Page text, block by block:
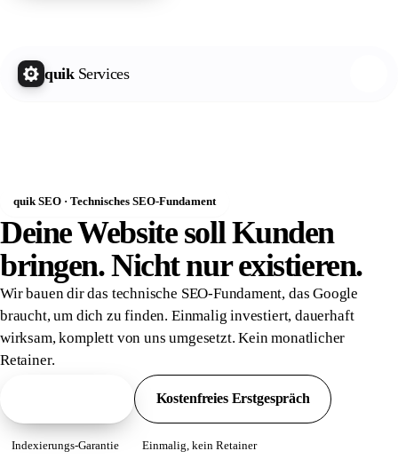
quik Services
quik SEO · Technisches SEO-Fundament
Deine Website soll Kunden
bringen. Nicht nurexistieren.
Wir bauen dir das technische SEO-Fundament, das Google
braucht, um dich zu finden. Einmalig investiert, dauerhaft
wirksam, komplett von uns umgesetzt. Kein monatlicher
Retainer.
Kostenfreies Erstgespräch
Indexierungs-Garantie Einmalig, kein Retainer